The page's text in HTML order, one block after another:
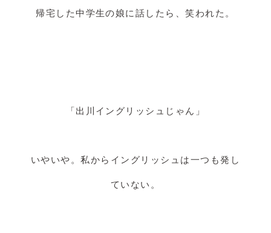
帰宅した中学生の娘に話したら、笑われた。
「出川イングリッシュじゃん」
いやいや。私からイングリッシュは一つも発し
ていない。